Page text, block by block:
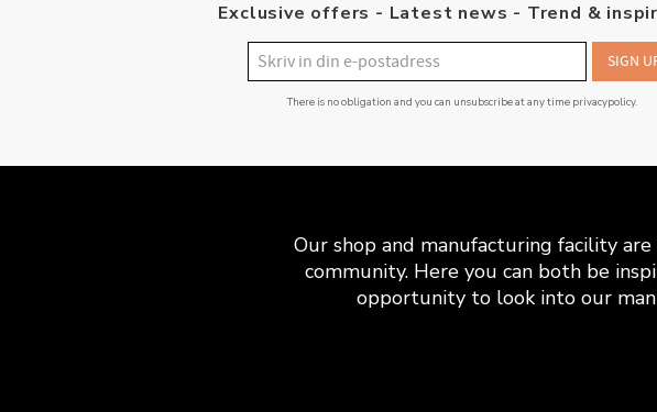
Exclusive offers - Latest news - Trend &
SIGN
There is no obligation and you can unsubscribe at any time privacypolicy.
Our shop and manufacturing facility
community. Here you can both be
opportunity to look into our